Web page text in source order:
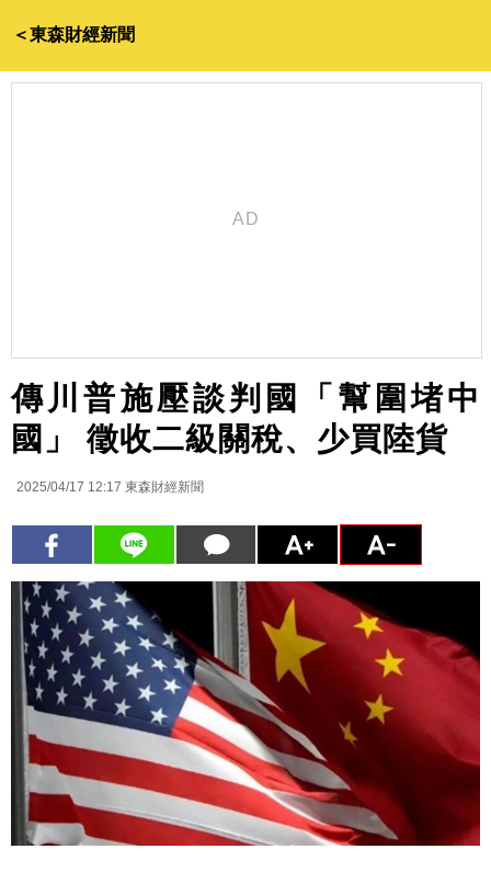
＜東森財經新聞
傳川普施壓談判國「幫圍堵中
國」 徵收二級關稅、少買陸貨
2025/04/17 12:17 東森財經新聞